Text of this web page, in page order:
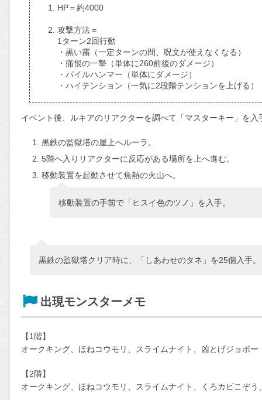
HP＝約4000
攻撃方法＝
1ターン2回行動
・黒い霧（一定ターンの間、呪文が使えなくなる）
・痛恨の一撃（単体に260前後のダメージ）
・パイルハンマー（単体にダメージ）
・ハイテンション（一気に2段階テンションを上げる）
イベント後、ルキアのリアクターを調べて「マスターキー」を入
黒鉄の監獄塔の屋上へルーラ。
5階へ入りリアクターに反応がある場所を上へ進む。
移動装置を起動させて焦熱の火山へ。
移動装置の手前で「ヒスイ色のツノ」を入手。
黒鉄の監獄塔クリア時に、「しあわせのタネ」を25個入手。
出現モンスターメモ
【1階】
オークキング、ほねコウモリ、スライムナイト、凶とげジョボー
【2階】
オークキング、ほねコウモリ、スライムナイト、くろカビこぞ